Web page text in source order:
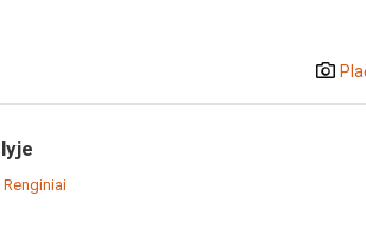
Renginiai